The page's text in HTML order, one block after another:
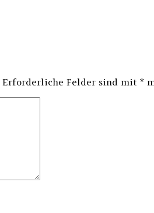
Erforderliche Felder sind mit *